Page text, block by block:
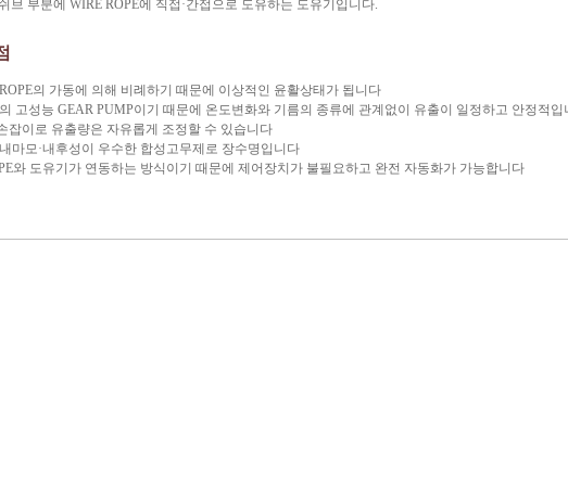
브 부분에 WIRE ROPE에 직접·간접으로 도유하는 도유기입니다.
의 가동에 의해 비례하기 때문에 이상적인 윤활상태가 됩니다
고성능 GEAR PUMP이기 때문에 온도변화와 기름의 종류에 관계없이 유출이 일정하고 안정적입
잡이로 유출량은 자유롭게 조정할 수 있습니다
마모·내후성이 우수한 합성고무제로 장수명입니다
와 도유기가 연동하는 방식이기 때문에 제어장치가 불필요하고 완전 자동화가 가능합니다